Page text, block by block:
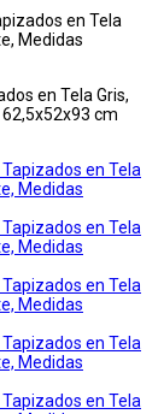
en Tela
Medidas